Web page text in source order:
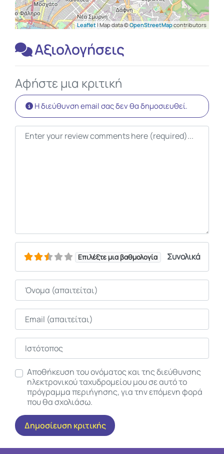
Leaflet | Map data ©OpenStreetMapcontributors
Αξιολογήσεις
Αφήστε μια κριτική
Η διεύθυνση email σας δεν θα δημοσιευθεί.
Κείμενο κριτικής
Επιλέξτε μια βαθμολογία Συνολικά
Όνομα
Email
Ιστότοπος
Αποθήκευση του ονόματος και της διεύθυνσης
ηλεκτρονικού ταχυδρομείου μου σε αυτό το
πρόγραμμα περιήγησης, για την επόμενη φορά
που θα σχολιάσω.